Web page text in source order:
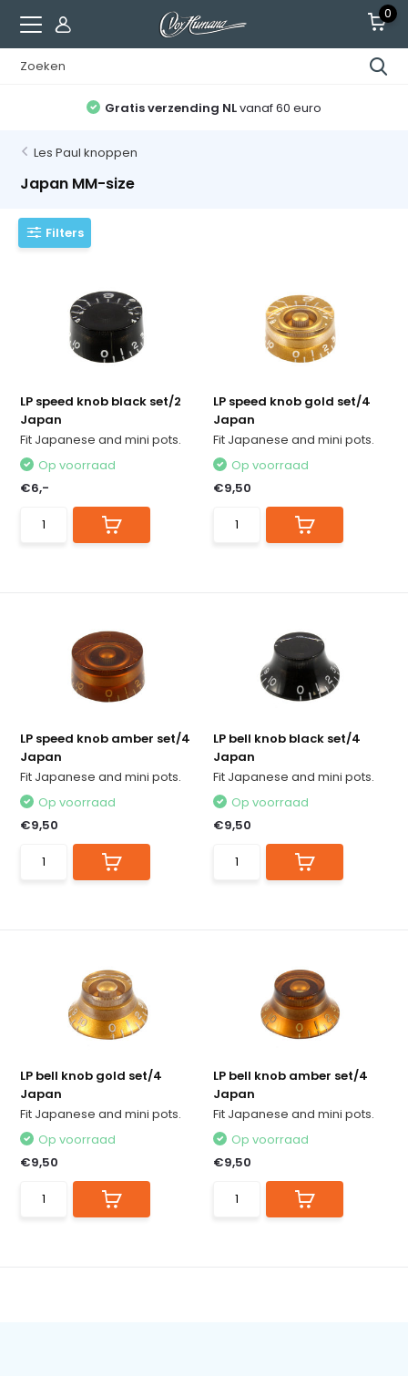
0
Gratis verzending NLvanaf 60 euro
Les Paul knoppen
Japan MM-size
Filters
LP speed knob black set/2
Japan
Fit Japanese and mini pots.
Op voorraad
€6,-
LP speed knob gold set/4
Japan
Fit Japanese and mini pots.
Op voorraad
€9,50
LP speed knob amber set/4
Japan
Fit Japanese and mini pots.
Op voorraad
€9,50
LP bell knob black set/4
Japan
Fit Japanese and mini pots.
Op voorraad
€9,50
LP bell knob gold set/4
Japan
Fit Japanese and mini pots.
Op voorraad
€9,50
LP bell knob amber set/4
Japan
Fit Japanese and mini pots.
Op voorraad
€9,50